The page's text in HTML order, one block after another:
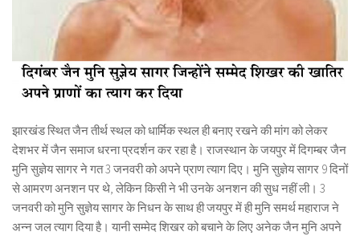
झारखंड स्थित जैन तीर्थ स्थल को धार्मिक स्थल ही बनाए रखने की मांग को लेकर
देशभर में जैन समाज धरना प्रदर्शन कर रहा है। राजस्थान के जयपुर में दिगम्बर जैन
मुनि सुज्ञेय सागर ने गत 3 जनवरी को अपने प्राण त्याग दिए। मुनि सुज्ञेय सागर 9 दिनों
से आमरण अनशन पर थे, लेकिन किसी ने भी उनके अनशन की सुध नहीं ली। 3
जनवरी को मुनि सुज्ञेय सागर के निधन के साथ ही जयपुर में ही मुनि समर्थ महाराज ने
अन्न जल त्याग दिया है। यानी सम्मेद शिखर को बचाने के लिए अनेक जैन मुनि अपने